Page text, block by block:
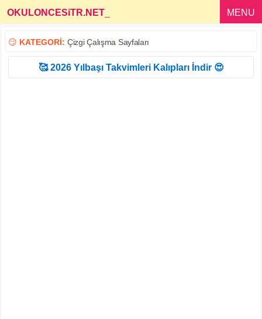
OKULONCESiTR.NET MENU
😏 KATEGORİ: Çizgi Çalışma Sayfaları
🥰 2026 Yılbaşı Takvimleri Kalıpları İndir 😍